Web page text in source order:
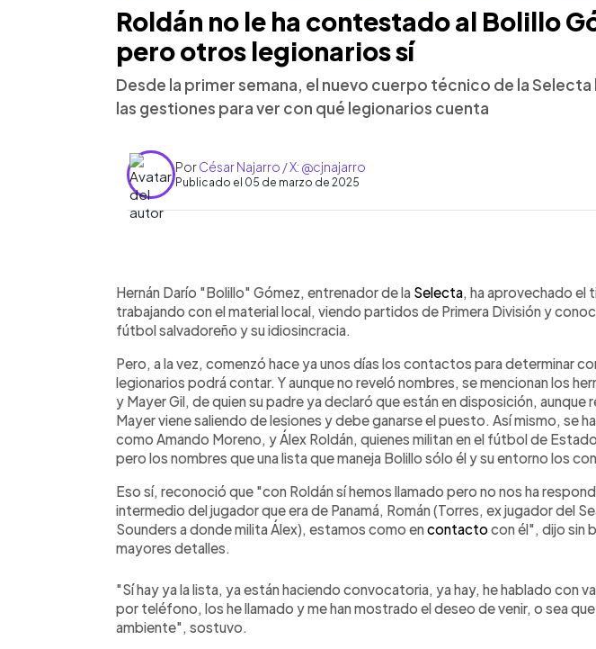
Roldán no le ha contestado al Bolillo
pero otros legionarios sí
Desde la primer semana, el nuevo cuerpo técnico de la Selecta
las gestiones para ver con qué legionarios cuenta
PorCésar Najarro / X: @cjnajarro
Publicado el 05 de marzo de 2025
► Escuchar artículo
Hernán Darío "Bolillo" Gómez, entrenador de la Selecta , ha aprovechado el
trabajando con el material local, viendo partidos de Primera División y
fútbol salvadoreño y su idiosincracia.
Pero, a la vez, comenzó hace ya unos días los contactos para determinar
legionarios podrá contar. Y aunque no reveló nombres, se mencionan los
y Mayer Gil, de quien su padre ya declaró que están en disposición, aunque
Mayer viene saliendo de lesiones y debe ganarse el puesto. Así mismo, se
como Amando Moreno, y Álex Roldán, quienes militan en el fútbol de
pero los nombres que una lista que maneja Bolillo sólo él y su entorno los
Eso sí, reconoció que "con Roldán sí hemos llamado pero no nos ha
intermedio del jugador que era de Panamá, Román (Torres, ex jugador del
Sounders a donde milita Álex), estamos como encontactocon él", dijo sin
mayores detalles.
"Sí hay ya la lista, ya están haciendo convocatoria, ya hay, he hablado con
por teléfono, los he llamado y me han mostrado el deseo de venir, o sea que
ambiente", sostuvo.